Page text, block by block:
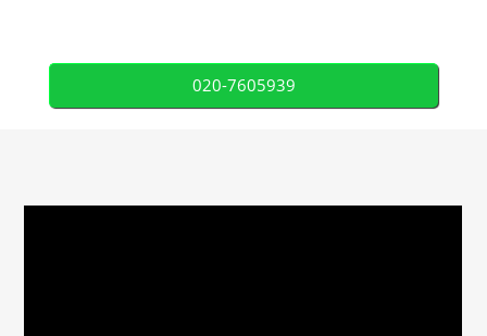
020-7605939